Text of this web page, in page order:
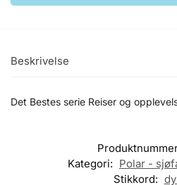
Beskrivelse
Det Bestes serie Reiser og
Kategori: Polar -
Stikkord: